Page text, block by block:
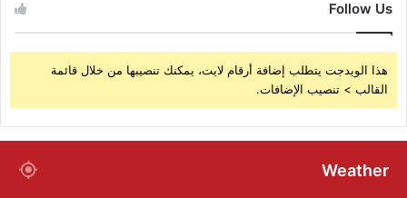
Follow Us
هذا الويدجت يتطلب إضافة أرقام لايت، يمكنك تنصيبها من خلال قائمة
القالب > تنصيب الإضافات.
Weather